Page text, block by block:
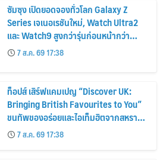
ซัมซุง เปิดยอดจองทั่วโลก Galaxy Z
Series เจเนอเรชันใหม่, Watch Ultra2
และ Watch9 สูงกว่ารุ่นก่อนหน้ากว่า
30%7 ส.ค. 69 17:38
ท็อปส์ เสิร์ฟแคมเปญ “Discover UK:
Bringing British Favourites to You”
ขนทัพของอร่อยและไอเท็มฮิตจากสหราช
อาณาจักร ส่งตรงถึงมือตั้งแต่วันนี้ – 18
สิงหาคมนี้
7 ส.ค. 69 17:38